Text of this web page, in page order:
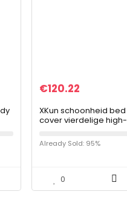
€120.22
XKun schoonheid bed
cover vierdelige high-
schoonheidssalon
massage lange rok
Already Sold: 95%
0